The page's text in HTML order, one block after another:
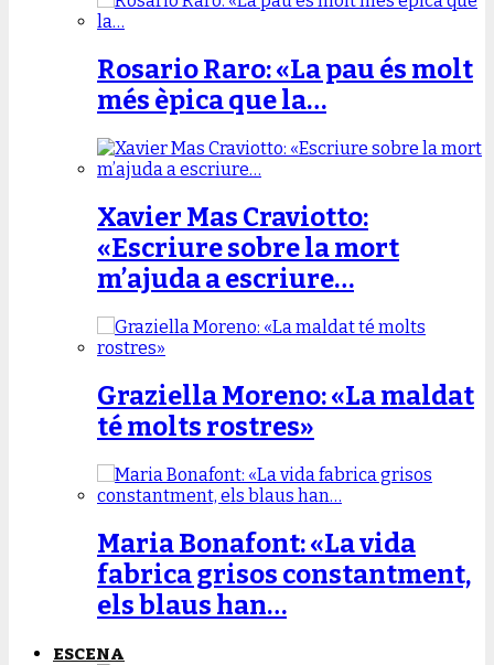
Rosario Raro: «La pau és molt
més èpica que la…
Xavier Mas Craviotto:
«Escriure sobre la mort
m’ajuda a escriure…
Graziella Moreno: «La maldat
té molts rostres»
Maria Bonafont: «La vida
fabrica grisos constantment,
els blaus han…
ESCENA